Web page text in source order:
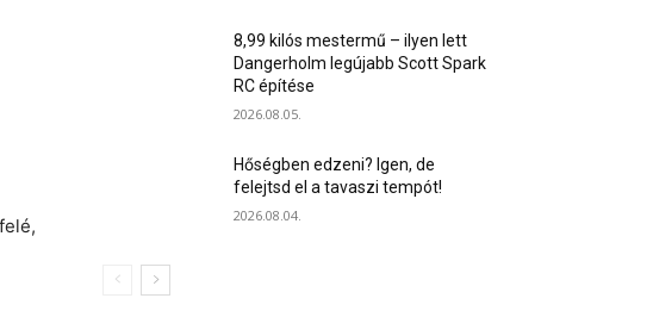
8,99 kilós mestermű – ilyen lett
Dangerholm legújabb Scott Spark
RC építése
2026.08.05.
Hőségben edzeni? Igen, de
felejtsd el a tavaszi tempót!
2026.08.04.